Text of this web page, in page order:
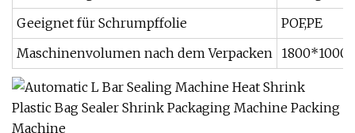
Geeignet für Schrumpffolie
POF,PE
Maschinenvolumen nach dem Verpacken